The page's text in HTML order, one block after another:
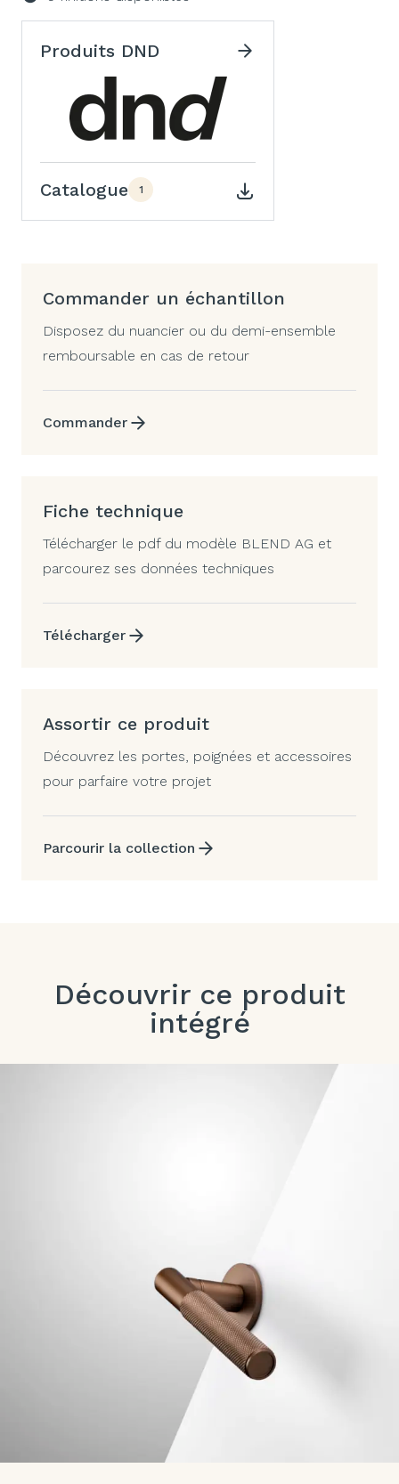
Produits DND
Catalogue 1
Commander un échantillon
Disposez du nuancier ou du demi-ensemble
remboursable en cas de retour
Commander
Fiche technique
Télécharger le pdf du modèle BLEND AG et
parcourez ses données techniques
Télécharger
Assortir ce produit
Découvrez les portes, poignées et accessoires
pour parfaire votre projet
Parcourir la collection
Découvrir ce produit
intégré